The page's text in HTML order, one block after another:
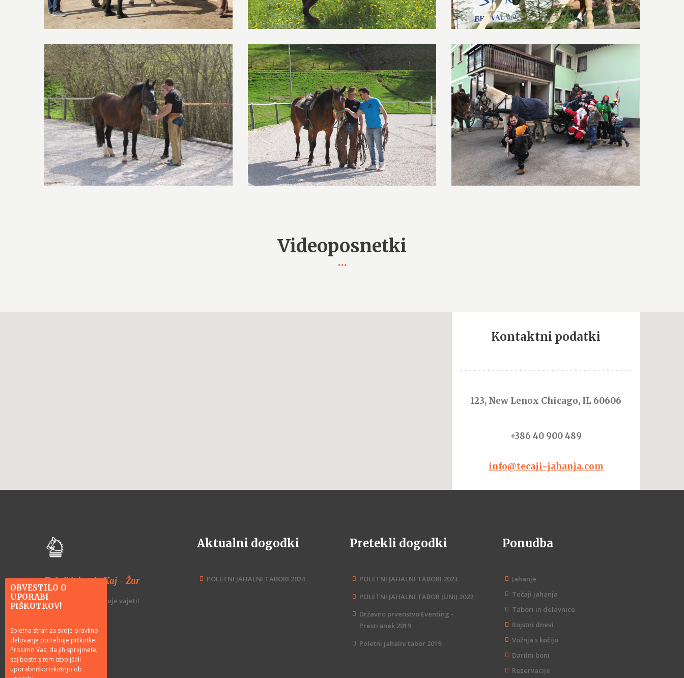
Videoposnetki
Kontaktni podatki
123, New Lenox Chicago, IL 60606
+386 40 900 489
info@tecaji-jahanja.com
Tečaji jahanja Kaj - Žar
Vzemite znanje v svoje vajeti!
Aktualni dogodki
POLETNI JAHALNI TABORI 2024
Pretekli dogodki
POLETNI JAHALNI TABORI 2023
POLETNI JAHALNI TABOR JUNIJ 2022
Državno prvenstvo Eventing -
Prestranek 2019
Poletni jahalni tabor 2019
Ponudba
Jahanje
Tečaji jahanja
Tabori in delavnice
Rojstni dnevi
Vožnja s kočijo
Darilni boni
Rezervacije
OBVESTILO O
UPORABI
PIŠKOTKOV!
Spletna stran za svoje pravilno
delovanje potrebuje piškotke.
Prosimo Vas, da jih sprejmete,
saj boste s tem izboljšali
uporabniško izkušnjo ob